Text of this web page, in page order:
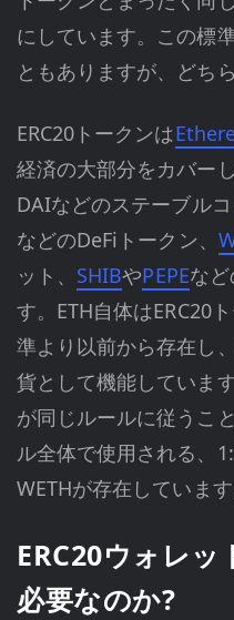
にしています。この標
ともありますが、どち
ERC20トークンは
経済の大部分をカバーし
DAIなどのステーブル
などのDeFiトークン、
ット、 SHIBやPEPEな
す。ETH自体はERC20
準より以前から存在し
貨として機能していま
が同じルールに従うこ
ル全体で使用される、
WETHが存在しています
ERC20ウォレ
必要なのか?